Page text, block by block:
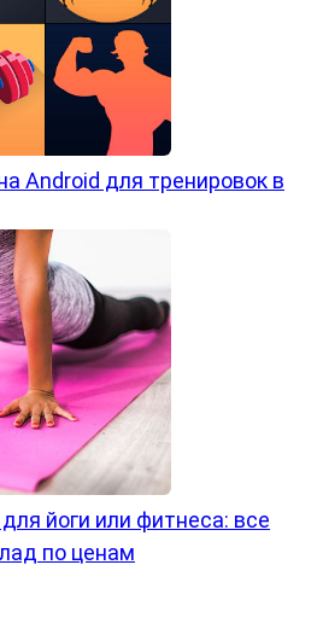
Android для тренировок в
йоги или фитнеса: все
по ценам